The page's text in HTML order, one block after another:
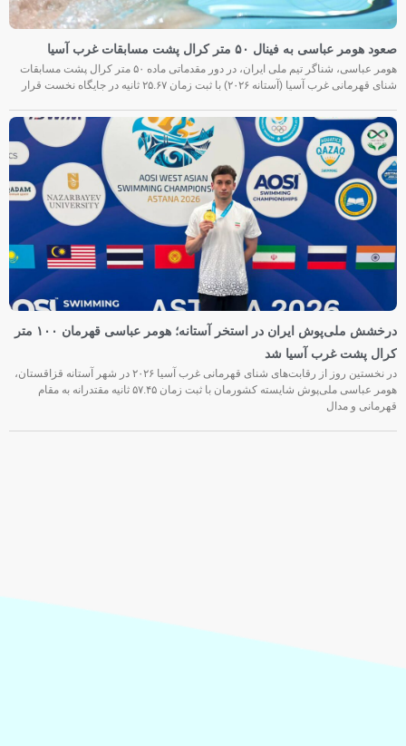
صعود هومر عباسی به فینال ۵۰ متر کرال پشت مسابقات غرب آسیا
هومر عباسی، شناگر تیم ملی ایران، در دور مقدماتی ماده ۵۰ متر کرال پشت مسابقات
شنای قهرمانی غرب آسیا (آستانه ۲۰۲۶) با ثبت زمان ۲۵.۶۷ ثانیه در جایگاه نخست قرار
درخشش ملی‌پوش ایران در استخر آستانه؛ هومر عباسی قهرمان ۱۰۰ متر
کرال پشت غرب آسیا شد
در نخستین روز از رقابت‌های شنای قهرمانی غرب آسیا ۲۰۲۶ در شهر آستانه قزاقستان،
هومر عباسی ملی‌پوش شایسته کشورمان با ثبت زمان ۵۷.۴۵ ثانیه مقتدرانه به مقام
قهرمانی و مدال